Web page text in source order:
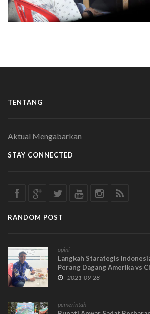
TENTANG
Aktual Mengabarkan
STAY CONNECTED
RANDOM POST
opini
Langkah Starategis
Perang Dagang Amerika vs
2021-09-28
pemerintah